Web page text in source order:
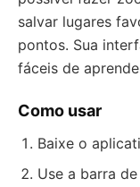
salvar lugares
pontos. Sua
fáceis de
Como usar
Baixe o
Use a barra